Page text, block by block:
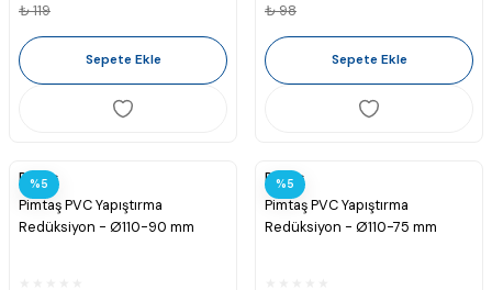
₺ 119
Sepete Ekle
₺ 98
Sepete Ekle
%5
Pimtaş
Pimtaş PVC Yapıştırma
Redüksiyon - Ø110-90 mm
%5
Pimtaş
Pimtaş PVC Yapıştırma
Redüksiyon - Ø110-75 mm